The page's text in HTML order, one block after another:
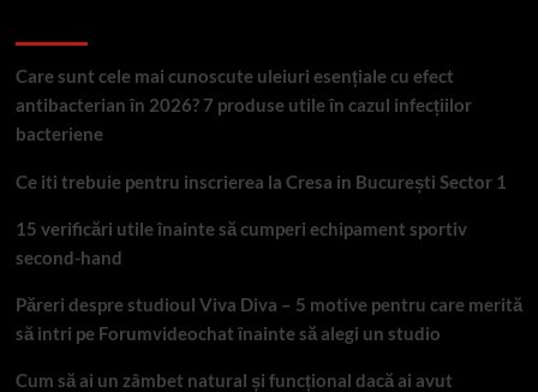
Care sunt cele mai cunoscute uleiuri esențiale cu efect
antibacterian în 2026? 7 produse utile în cazul infecțiilor
bacteriene
Ce iti trebuie pentru inscrierea la Cresa in București Sector 1
15 verificări utile înainte să cumperi echipament sportiv
second-hand
Păreri despre studioul Viva Diva – 5 motive pentru care merită
să intri pe Forumvideochat înainte să alegi un studio
Cum să ai un zâmbet natural și funcțional dacă ai avut